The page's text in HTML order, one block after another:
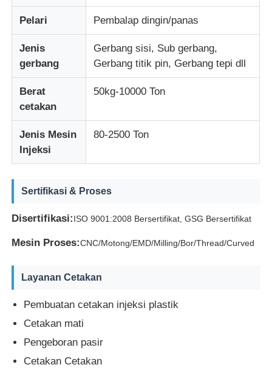
Tentang kita
Kontrol kualitas
Hubungi kami
Berita
Cetakan Suku Cadang Mobil Plastik
Cetakan injeksi otomotif
Pelari Pembalap dingin/panas
Jenis
gerbang
Gerbang sisi, Sub gerbang,
Gerbang titik pin, Gerbang tepi dll
Berat
cetakan
50kg-10000 Ton
Jenis Mesin
Injeksi
80-2500 Ton
Sertifikasi & Proses
Disertifikasi:ISO 9001:2008 Bersertifikat, GSG Bersertifikat
Mesin Proses:CNC/Motong/EMD/Milling/Bor/Thread/Curved
Layanan Cetakan
Pembuatan cetakan injeksi plastik
Cetakan mati
Pengeboran pasir
Cetakan Cetakan